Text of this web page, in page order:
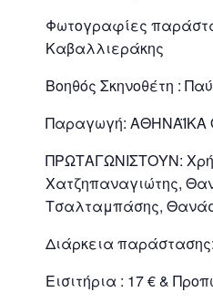
Φωτογραφίες
Καβαλλιεράκης
Βοηθός Σκηνοθέτη :
Παραγωγή: ΑΘΗΝΑΪΚΑ
ΠΡΩΤΑΓΩΝΙΣΤΟΥΝ:
Χατζηπαναγιώτης,
Τσαλταμπάσης,
Διάρκεια παράστασης:
Εισιτήρια : 17 € &